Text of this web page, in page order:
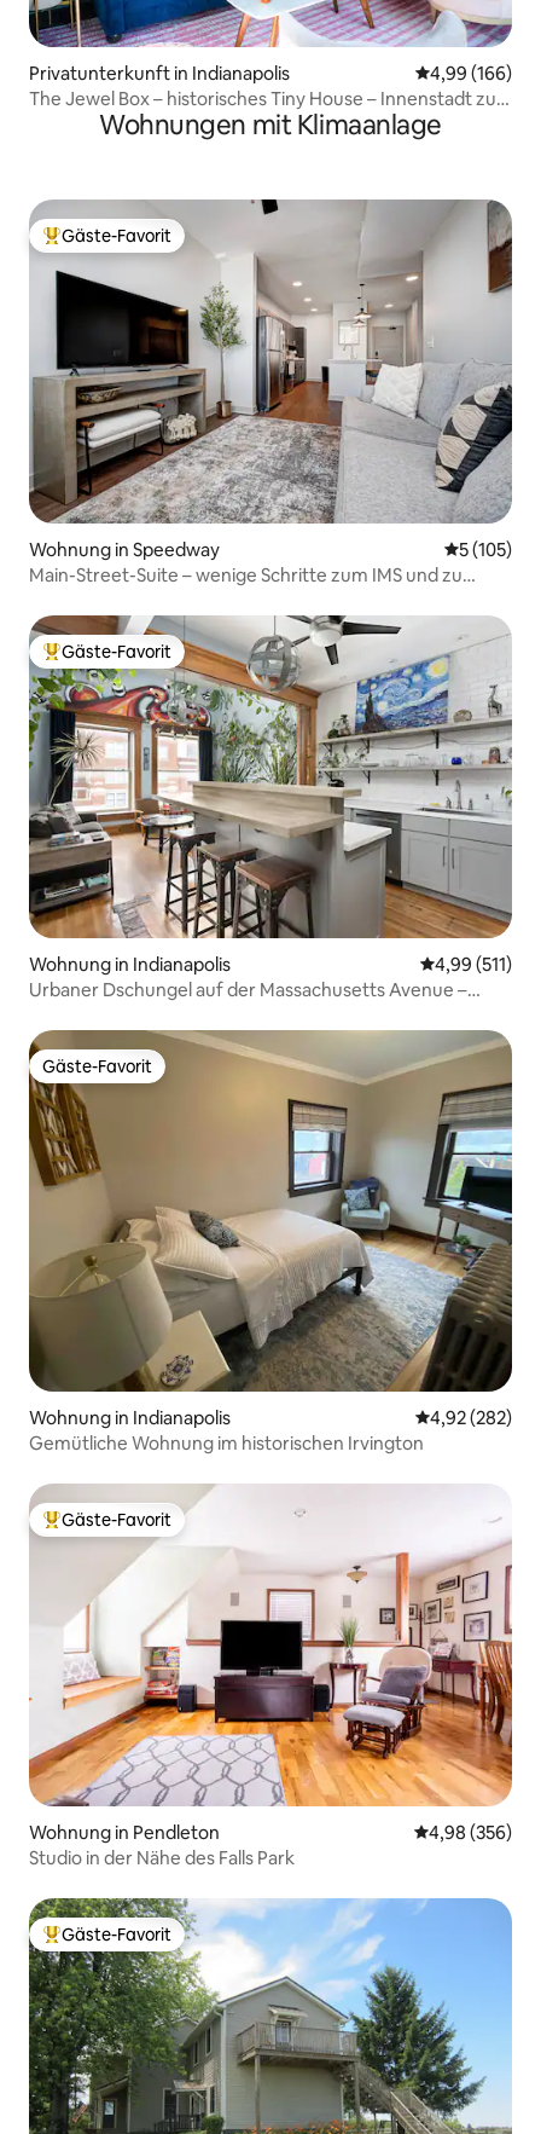
Privatunterkunft in Indianapolis
4,99 (166)
The Jewel Box – historisches Tiny House – Innenstadt zu
Wohnungen mit Klimaanlage
Beliebter Gäste-Favorit.
Gäste-Favorit
Wohnung in Speedway
5 (105)
Main-Street-Suite – wenige Schritte zum IMS und zu
Beliebter Gäste-Favorit.
Gäste-Favorit
Wohnung in Indianapolis
4,99 (511)
Urbaner Dschungel auf der Massachusetts Avenue –
Gäste-Favorit
Gäste-Favorit
Wohnung in Indianapolis
4,92 (282)
Gemütliche Wohnung im historischen Irvington
Beliebter Gäste-Favorit.
Gäste-Favorit
Wohnung in Pendleton
4,98 (356)
Studio in der Nähe des Falls Park
Beliebter Gäste-Favorit.
Gäste-Favorit